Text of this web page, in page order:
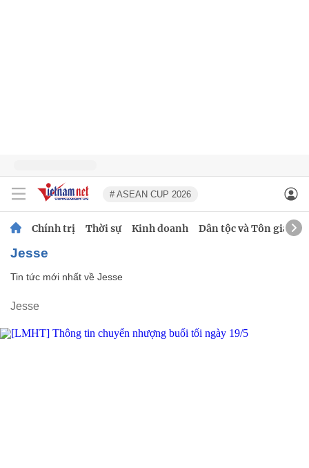
# ASEAN CUP 2026
Chính trị Thời sự Kinh doanh Dân tộc và Tôn giáo
Jesse
Tin tức mới nhất về Jesse
Jesse